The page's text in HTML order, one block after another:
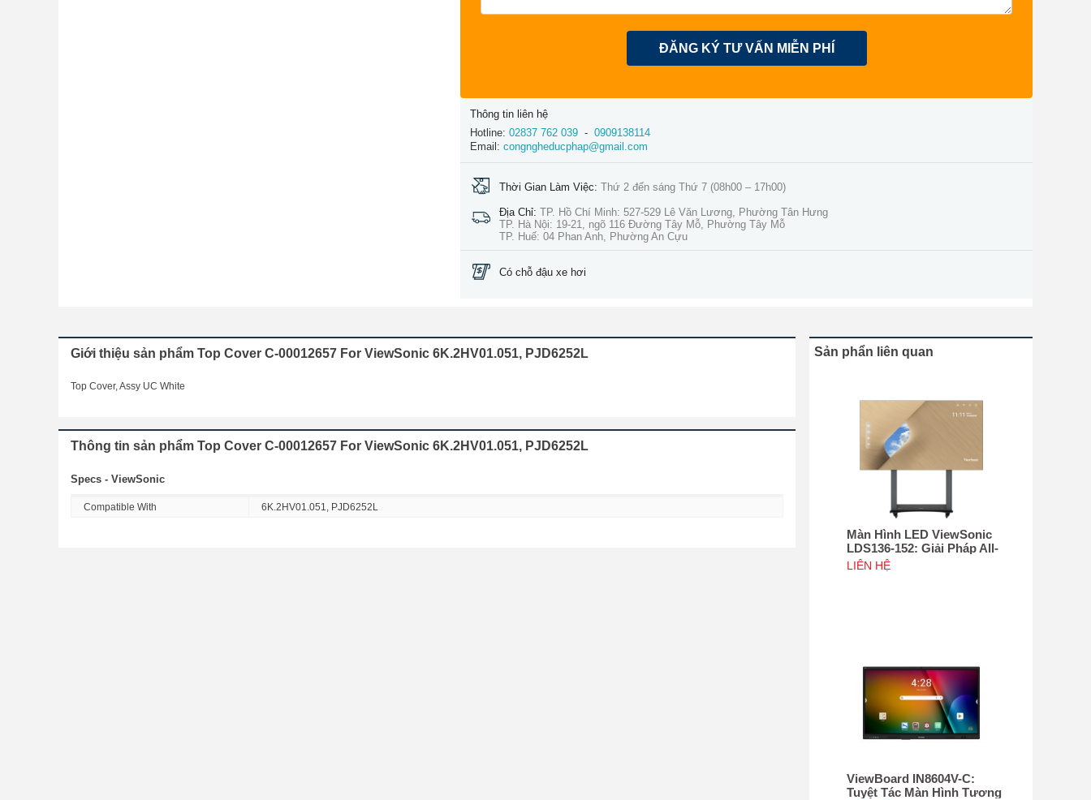
ĐĂNG KÝ TƯ VẤN MIỄN PHÍ
Thông tin liên hệ
Hotline: 02837 762 039 - 0909138114
Email: congngheducphap@gmail.com
Thời Gian Làm Việc: Thứ 2 đến sáng Thứ 7 (08h00 – 17h00)
Địa Chỉ: TP. Hồ Chí Minh: 527-529 Lê Văn Lương, Phường Tân Hưng
TP. Hà Nội: 19-21, ngõ 116 Đường Tây Mỗ, Phường Tây Mỗ
TP. Huế: 04 Phan Anh, Phường An Cựu
Có chỗ đậu xe hơi
Giới thiệu sản phẩm Top Cover C-00012657 For ViewSonic 6K.2HV01.051, PJD6252L
Top Cover, Assy UC White
Thông tin sản phẩm Top Cover C-00012657 For ViewSonic 6K.2HV01.051, PJD6252L
Specs - ViewSonic
Compatible With 6K.2HV01.051, PJD6252L
Sản phẩn liên quan
Màn Hình LED ViewSonic
LDS136-152: Giải Pháp All-
in-One Di Động Hàng Đầu
LIÊN HỆ
ViewBoard IN8604V-C:
Tuyệt Tác Màn Hình Tương